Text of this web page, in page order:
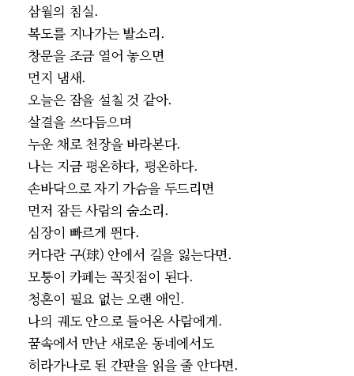
삼월의 침실.
복도를 지나가는 발소리.
창문을 조금 열어 놓으면
먼지 냄새.
오늘은 잠을 설칠 것 같아.
살결을 쓰다듬으며
누운 채로 천장을 바라본다.
나는 지금 평온하다, 평온하다.
손바닥으로 자기 가슴을 두드리면
먼저 잠든 사람의 숨소리.
심장이 빠르게 뛴다.
커다란 구(球) 안에서 길을 잃는다면.
모퉁이 카페는 꼭짓점이 된다.
청혼이 필요 없는 오랜 애인.
나의 궤도 안으로 들어온 사람에게.
꿈속에서 만난 새로운 동네에서도
히라가나로 된 간판을 읽을 줄 안다면.